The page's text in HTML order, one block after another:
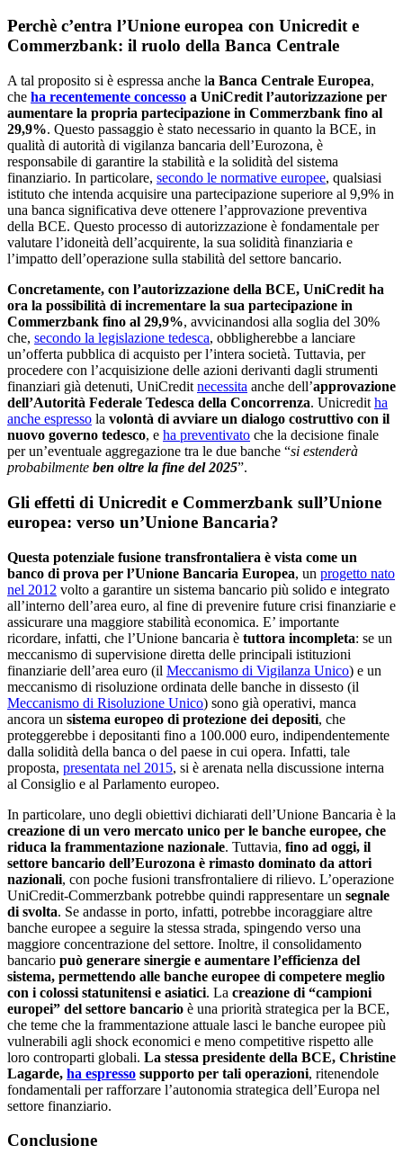
Perchè c’entra l’Unione europea con Unicredit e
Commerzbank: il ruolo della Banca Centrale
A tal proposito si è espressa anche la Banca Centrale Europea,
che ha recentemente concesso a UniCredit l’autorizzazione per
aumentare la propria partecipazione in Commerzbank fino al
29,9%. Questo passaggio è stato necessario in quanto la BCE, in
qualità di autorità di vigilanza bancaria dell’Eurozona, è
responsabile di garantire la stabilità e la solidità del sistema
finanziario. In particolare, secondo le normative europee, qualsiasi
istituto che intenda acquisire una partecipazione superiore al 9,9% in
una banca significativa deve ottenere l’approvazione preventiva
della BCE. Questo processo di autorizzazione è fondamentale per
valutare l’idoneità dell’acquirente, la sua solidità finanziaria e
l’impatto dell’operazione sulla stabilità del settore bancario.
Concretamente, con l’autorizzazione della BCE, UniCredit ha
ora la possibilità di incrementare la sua partecipazione in
Commerzbank fino al 29,9%, avvicinandosi alla soglia del 30%
che, secondo la legislazione tedesca, obbligherebbe a lanciare
un’offerta pubblica di acquisto per l’intera società. Tuttavia, per
procedere con l’acquisizione delle azioni derivanti dagli strumenti
finanziari già detenuti, UniCredit necessita anche dell’approvazione
dell’Autorità Federale Tedesca della Concorrenza. ​Unicredit ha
anche espresso la volontà di avviare un dialogo costruttivo con il
nuovo governo tedesco, e ha preventivato che la decisione finale
per un’eventuale aggregazione tra le due banche “si estenderà
probabilmente ben oltre la fine del 2025”.
Gli effetti di Unicredit e Commerzbank sull’Unione
europea: verso un’Unione Bancaria?
Questa potenziale fusione transfrontaliera è vista come un
banco di prova per l’Unione Bancaria Europea, un progetto nato
nel 2012 volto a garantire un sistema bancario più solido e integrato
all’interno dell’area euro, al fine di prevenire future crisi finanziarie e
assicurare una maggiore stabilità economica. E’ importante
ricordare, infatti, che l’Unione bancaria è tuttora incompleta: se un
meccanismo di supervisione diretta delle principali istituzioni
finanziarie dell’area euro (il Meccanismo di Vigilanza Unico) e un
meccanismo di risoluzione ordinata delle banche in dissesto (il
Meccanismo di Risoluzione Unico) sono già operativi, manca
ancora un sistema europeo di protezione dei depositi, che
proteggerebbe i depositanti fino a 100.000 euro, indipendentemente
dalla solidità della banca o del paese in cui opera. Infatti, tale
proposta, presentata nel 2015, si è arenata nella discussione interna
al Consiglio e al Parlamento europeo.
In particolare, uno degli obiettivi dichiarati dell’Unione Bancaria è la
creazione di un vero mercato unico per le banche europee, che
riduca la frammentazione nazionale. Tuttavia, fino ad oggi, il
settore bancario dell’Eurozona è rimasto dominato da attori
nazionali, con poche fusioni transfrontaliere di rilievo. L’operazione
UniCredit-Commerzbank potrebbe quindi rappresentare un segnale
di svolta. Se andasse in porto, infatti, potrebbe incoraggiare altre
banche europee a seguire la stessa strada, spingendo verso una
maggiore concentrazione del settore. Inoltre, il consolidamento
bancario può generare sinergie e aumentare l’efficienza del
sistema, permettendo alle banche europee di competere meglio
con i colossi statunitensi e asiatici. La creazione di “campioni
europei” del settore bancario è una priorità strategica per la BCE,
che teme che la frammentazione attuale lasci le banche europee più
vulnerabili agli shock economici e meno competitive rispetto alle
loro controparti globali. La stessa presidente della BCE, Christine
Lagarde, ha espresso supporto per tali operazioni, ritenendole
fondamentali per rafforzare l’autonomia strategica dell’Europa nel
settore finanziario.
Conclusione